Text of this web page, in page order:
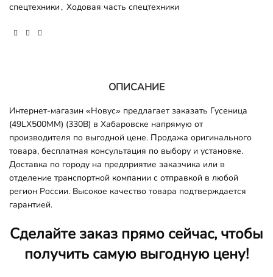
спецтехники , Ходовая часть спецтехники
ОПИСАНИЕ
Интернет-магазин «Новус» предлагает заказать Гусеница
(49LX500MM) (330B) в Хабаровске напрямую от
производителя по выгодной цене. Продажа оригинального
товара, бесплатная консультация по выбору и установке.
Доставка по городу на предприятие заказчика или в
отделение транспортной компании с отправкой в любой
регион России. Высокое качество товара подтверждается
гарантией.
Сделайте заказ прямо сейчас, чтобы
получить самую выгодную цену!